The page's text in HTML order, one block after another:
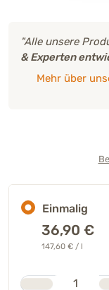
"Alle unsere
& Experten
Mehr über
Einmalig
36,90 €
147,60 € / l
Anzahl